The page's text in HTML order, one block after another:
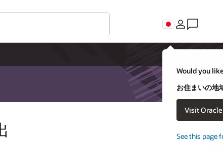
Would you
お住まいの地
Visit
See this page